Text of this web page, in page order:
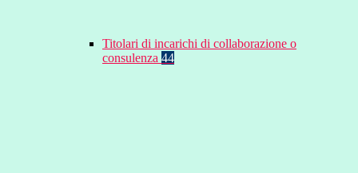
Titolari di incarichi di collaborazione o
consulenza 44